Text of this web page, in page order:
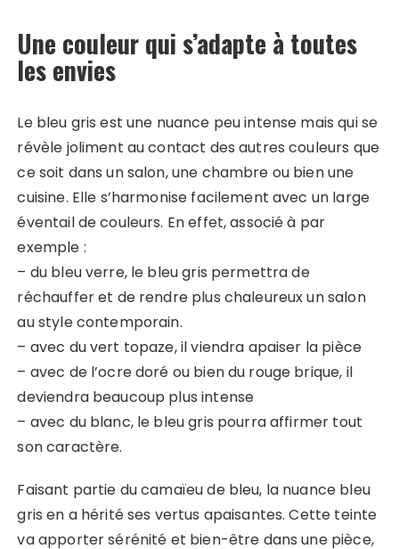
Une couleur qui s’adapte à toutes
les envies
Le bleu gris est une nuance peu intense mais qui se
révèle joliment au contact des autres couleurs que
ce soit dans un salon, une chambre ou bien une
cuisine. Elle s’harmonise facilement avec un large
éventail de couleurs. En effet, associé à par
exemple :
– du bleu verre, le bleu gris permettra de
réchauffer et de rendre plus chaleureux un salon
au style contemporain.
– avec du vert topaze, il viendra apaiser la pièce
– avec de l’ocre doré ou bien du rouge brique, il
deviendra beaucoup plus intense
– avec du blanc, le bleu gris pourra affirmer tout
son caractère.
Faisant partie du camaïeu de bleu, la nuance bleu
gris en a hérité ses vertus apaisantes. Cette teinte
va apporter sérénité et bien-être dans une pièce,